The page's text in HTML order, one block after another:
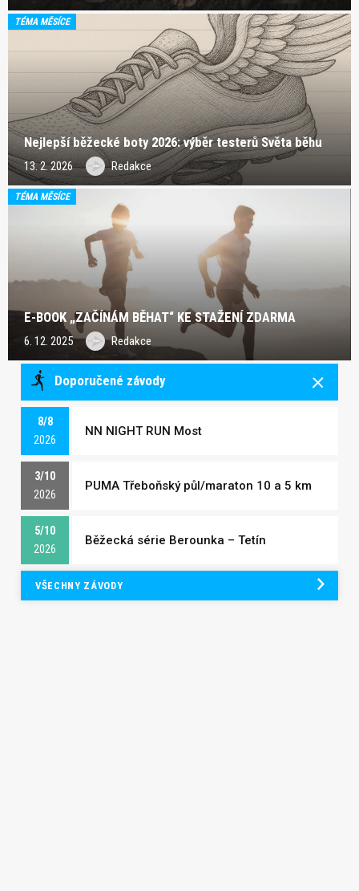
TÉMA MĚSÍCE
Nejlepší běžecké boty 2026: výběr testerů Světa běhu
13. 2. 2026 Redakce
TÉMA MĚSÍCE
E-BOOK „ZAČÍNÁM BĚHAT“ KE STAŽENÍ ZDARMA
6. 12. 2025 Redakce
Doporučené závody
8/8
2026
NN NIGHT RUN Most
3/10
2026
PUMA Třeboňský půl/maraton 10 a 5 km
5/10
2026
Běžecká série Berounka – Tetín
VŠECHNY ZÁVODY